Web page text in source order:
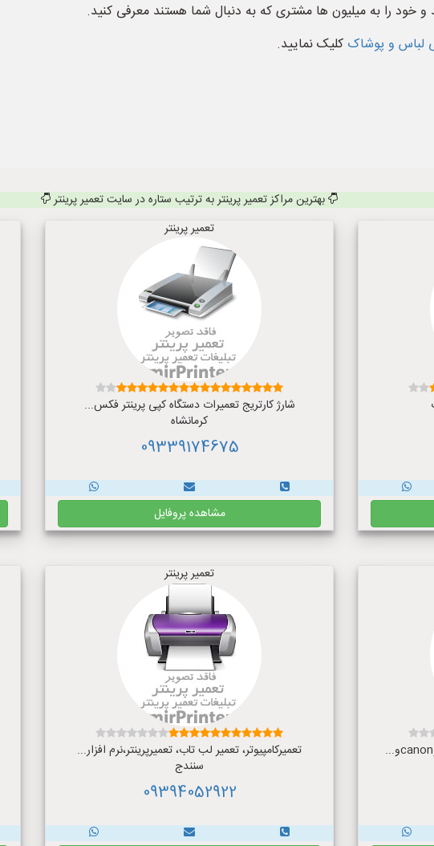
و خود را به میلیون ها مشتری که به دنبال شما هستند معرفی کنید.
لباس و پوشاک کلیک نمایید.
بهترین مراکز تعمیر پرینتر به ترتیب ستاره در سایت تعمیر پرینتر
تعمیر پرینتر
شارژ کارتریج تعمیرات دستگاه کپی پرینتر فکس...
کرمانشاه
09339174675
مشاهده پروفایل
تعمیر پرینتر
تعمیرکامپیوتر، تعمیر لب تاب، تعمیرپرینتر،نرم افزار...
سنندج
09394052922